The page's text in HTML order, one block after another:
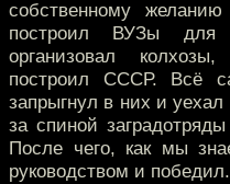
собственному
построил ВУЗы для
организовал
построил СССР. Всё
запрыгнул в них и
за спиной
После чего, как мы
руководством и победил.